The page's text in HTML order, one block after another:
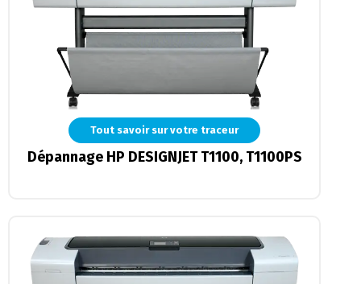
Tout savoir sur votre traceur
Dépannage HP DESIGNJET T1100, T1100PS